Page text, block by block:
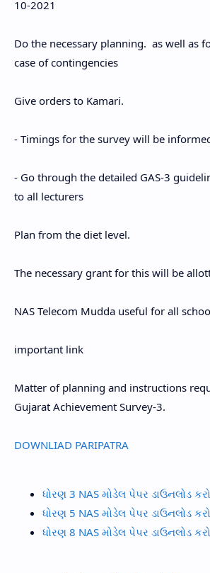
10-2021
Do the necessary planning. as well as
case of contingencies
Give orders to Kamari.
- Timings for the survey will be
- Go through the detailed GAS-3
to all lecturers
Plan from the diet level.
The necessary grant for this will be
NAS Telecom Mudda useful for all
important link
Matter of planning and instructions
Gujarat Achievement Survey-3.
DOWNLIAD PARIPATRA
ધોરણ 3 NAS મોડેલ પેપર ડાઉનલોડ કરો
ધોરણ 5 NAS મોડેલ પેપર ડાઉનલોડ કરો
ધોરણ 8 NAS મોડેલ પેપર ડાઉનલોડ કરો